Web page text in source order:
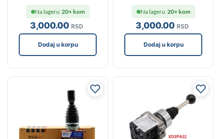
3,000.00 RSD
Na lageru 20+ kom
Dodaj u korpu
3,000.00 RSD
Na lageru 20+ kom
Dodaj u korpu